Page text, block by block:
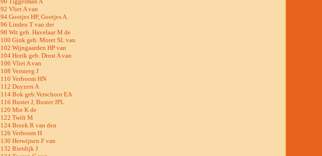
92 Vliet A van
94 Gootjes HP, Gootjes A.
96 Linden T van der
98 Wit geb. Havelaar M de
100 Gink geb. Moret SL van
102 Wijngaarden HP van
104 Horik geb. Drost A van
106 Vliet A van
108 Versteeg J
110 Verboom HN
112 Duyzers A
114 Bok geb.Verschoor EA
116 Buster J, Buster JPL
120 Mie K de
122 Twilt M
124 Broek R van den
126 Verboom H
130 Herwijnen F van
132 Rietdijk J